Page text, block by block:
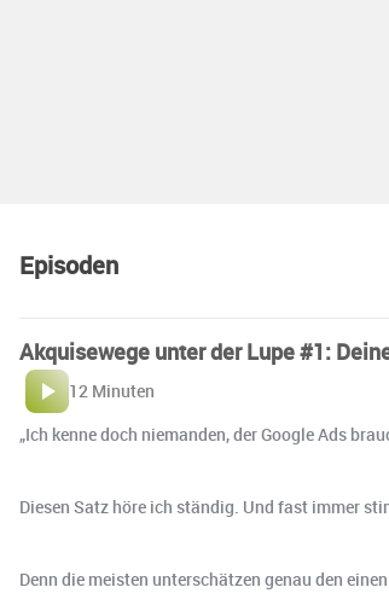
Episoden
Akquisewege unter der Lupe #1:
12 Minuten
„Ich kenne doch niemanden, der Google Ads
Diesen Satz höre ich ständig. Und fast immer
Denn die meisten unterschätzen genau den